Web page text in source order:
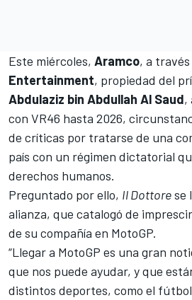
Este miércoles, Aramco, a
Entertainment, propiedad del
Abdulaziz bin Abdullah Al Saud,
con VR46 hasta 2026,
de críticas por tratarse de una
país con un régimen dictatorial
derechos humanos.
Preguntado por ello, Il Dottorese
alianza, que catalogó de
de su compañía en MotoGP.
“Llegar a MotoGP es una gran
que nos puede ayudar, y que
distintos deportes, como el